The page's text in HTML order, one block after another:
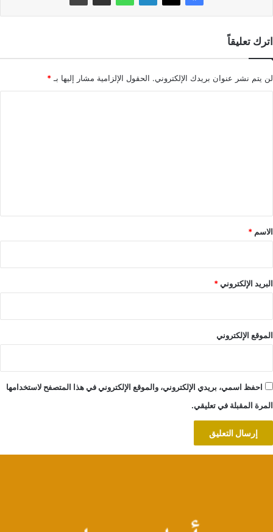
اترك تعليقاً
لن يتم نشر عنوان بريدك الإلكتروني. الحقول الإلزامية مشار إليها بـ*
*
الاسم *
البريد الإلكتروني*
الموقع الإلكتروني
احفظ اسمي، بريدي الإلكتروني، والموقع الإلكتروني في هذا المتصفح لاستخدامها
المرة المقبلة في تعليقي.